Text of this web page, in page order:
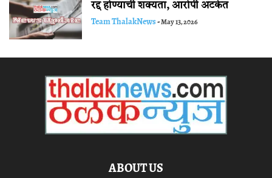
रद्द होण्याची शक्यता, आरोपी अटकेत
Team ThalakNews-May 13, 2026
ABOUT US